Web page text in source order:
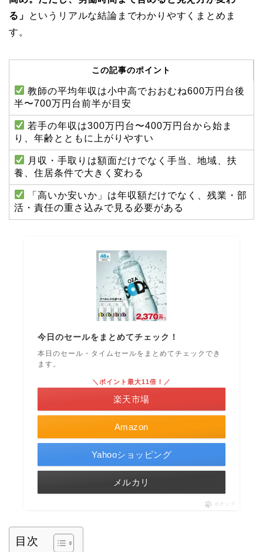
る」
というリアルな結論までわかりやすくまとめま
す。
この記事のポイント
教師の平均年収は小中高でおおむね600万円台後
半〜700万円台前半が目安
若手の年収は300万円台〜400万円台から始ま
り、年齢とともに上がりやすい
月収・手取りは額面だけでなく手当、地域、扶
養、住居条件で大きく変わる
「高いか安いか」は年収額だけでなく、残業・部
活・責任の重さ込みで見る必要がある
今日のセールをまとめてチェック！
本日のセール・タイムセールをまとめてチェックでき
ます。
Amazon
＼ポイント最大11倍！／
楽天市場
Yahooショッピング
メルカリ
ポチップ
目次